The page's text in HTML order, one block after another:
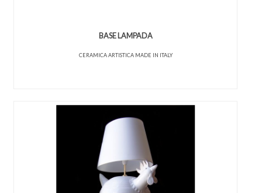
BASE LAMPADA
CERAMICA ARTISTICA MADE IN ITALY